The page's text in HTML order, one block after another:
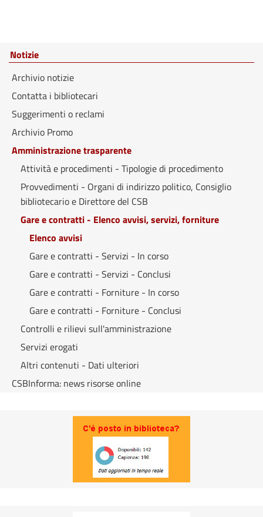
Notizie
Archivio notizie
Contatta i bibliotecari
Suggerimenti o reclami
Archivio Promo
Amministrazione trasparente
Attività e procedimenti - Tipologie di procedimento
Provvedimenti - Organi di indirizzo politico, Consiglio
bibliotecario e Direttore del CSB
Gare e contratti - Elenco avvisi, servizi, forniture
Elenco avvisi
Gare e contratti - Servizi - In corso
Gare e contratti - Servizi - Conclusi
Gare e contratti - Forniture - In corso
Gare e contratti - Forniture - Conclusi
Controlli e rilievi sull'amministrazione
Servizi erogati
Altri contenuti - Dati ulteriori
CSBInforma: news risorse online